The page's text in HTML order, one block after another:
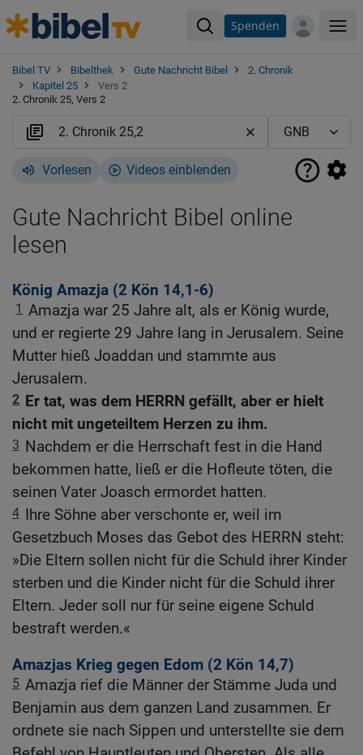
Spenden
Bibel TV Bibelthek Gute Nachricht Bibel
2. Chronik
Kapitel 25
Vers 2
2. Chronik 25, Vers 2
Vorlesen Videos einblenden
Gute Nachricht Bibel online
lesen
König Amazja (2 Kön 14,1-6)
1 Amazja war 25 Jahre alt, als er König wurde,
und er regierte 29 Jahre lang in Jerusalem. Seine
Mutter hieß Joaddan und stammte aus
Jerusalem.
2 Er tat, was dem HERRN gefällt, aber er hielt
nicht mit ungeteiltem Herzen zu ihm.
3 Nachdem er die Herrschaft fest in die Hand
bekommen hatte, ließ er die Hofleute töten, die
seinen Vater Joasch ermordet hatten.
4 Ihre Söhne aber verschonte er, weil im
Gesetzbuch Moses das Gebot des HERRN steht:
»Die Eltern sollen nicht für die Schuld ihrer Kinder
sterben und die Kinder nicht für die Schuld ihrer
Eltern. Jeder soll nur für seine eigene Schuld
bestraft werden.«
Amazjas Krieg gegen Edom (2 Kön 14,7)
5 Amazja rief die Männer der Stämme Juda und
Benjamin aus dem ganzen Land zusammen. Er
ordnete sie nach Sippen und unterstellte sie dem